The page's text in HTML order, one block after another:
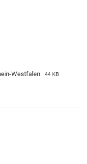
Westfalen 44 KB